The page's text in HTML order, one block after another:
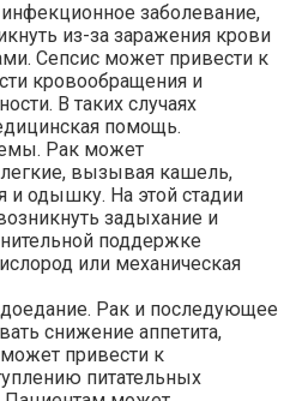
заболевание,
из-за заражения крови
Сепсис может привести к
кровообращения и
В таких случаях
помощь.
Рак может
легкие, вызывая кашель,
и одышку. На этой стадии
задыхание и
поддержке
или механическая
Рак и последующее
снижение аппетита,
привести к
питательных